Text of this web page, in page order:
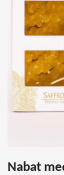
Nabat